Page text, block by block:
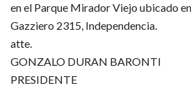
en el Parque Mirador Viejo ubicado
Gazziero 2315, Independencia.
atte.
GONZALO DURAN BARONTI
PRESIDENTE